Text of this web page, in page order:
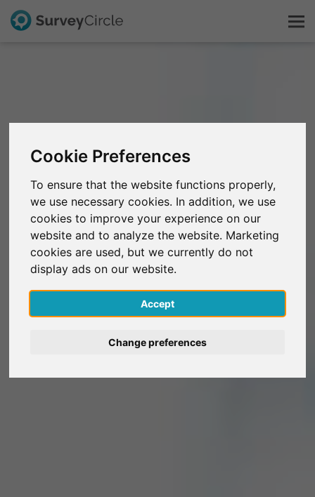
Cookie Preferences
To ensure that the website functions properly,
we use necessary cookies. In addition, we use
cookies to improve your experience on our
website and to analyze the website. Marketing
cookies are used, but we currently do not
display ads on our website.
Accept
Change preferences
Explorar la investigación
FAQ
Regístrate gratis
Iniciar sesión
English
Deutsch
Nederlands